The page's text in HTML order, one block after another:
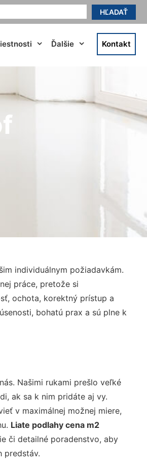
HĽADAŤ
Ďalšie Kontakt
individuálnym požiadavkám.
práce, pretože si
ochota, korektný prístup a
bohatú prax a sú plne k
Našimi rukami prešlo veľké
ak sa k nim pridáte aj vy.
v maximálnej možnej miere,
Liate podlahy cena m2
či detailné poradenstvo, aby
predstáv.